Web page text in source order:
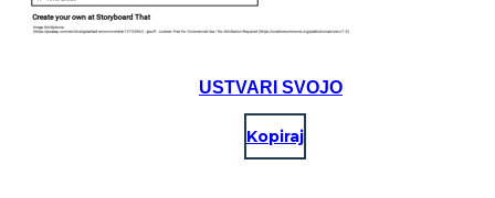
USTVARI SVOJO
Kopiraj